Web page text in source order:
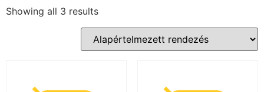
Showing all 3 results